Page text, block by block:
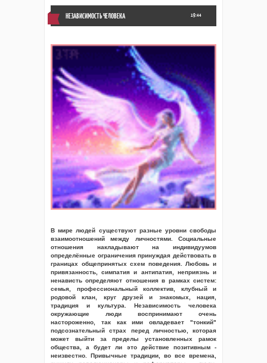
19:44
НЕЗАВИСИМОСТЬ ЧЕЛОВЕКА
В мире людей существуют разные уровни свободы
взаимоотношений между личностями. Социальные
отношения накладывают на индивидуумов
определённые ограничения принуждая действовать в
границах общепринятых схем поведения. Любовь и
привязанность, симпатия и антипатия, неприязнь и
ненависть определяют отношения в рамках систем:
семья, профессиональный коллектив, клубный и
родовой клан, круг друзей и знакомых, нация,
традиция и культура. Независимость человека
окружающие люди воспринимают очень
настороженно, так как ими овладевает "тонкий"
подсознательный страх перед личностью, которая
может выйти за пределы установленных рамок
общества, а будет ли это действие позитивным -
неизвестно. Привычные традиции, во все времена,